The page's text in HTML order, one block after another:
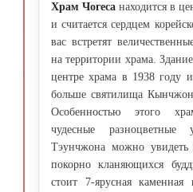
Храм Чогеса находится в
и считается сердцем
вас встретят
на территории храма.
центре храма в 1938 году
больше святилища
Особенностью этого
чудесные разноцветные
Тэунчжона можно
покорно кланяющихся
стоит 7-ярусная каменная